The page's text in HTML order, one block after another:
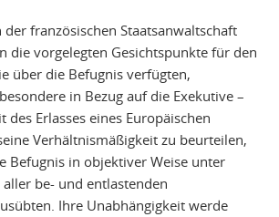
der französischen Staatsanwaltschaft
die vorgelegten Gesichtspunkte für den
über die Befugnis verfügten,
in Bezug auf die Exekutive –
des Erlasses eines Europäischen
Verhältnismäßigkeit zu beurteilen,
Befugnis in objektiver Weise unter
be- und entlastenden
Ihre Unabhängigkeit werde